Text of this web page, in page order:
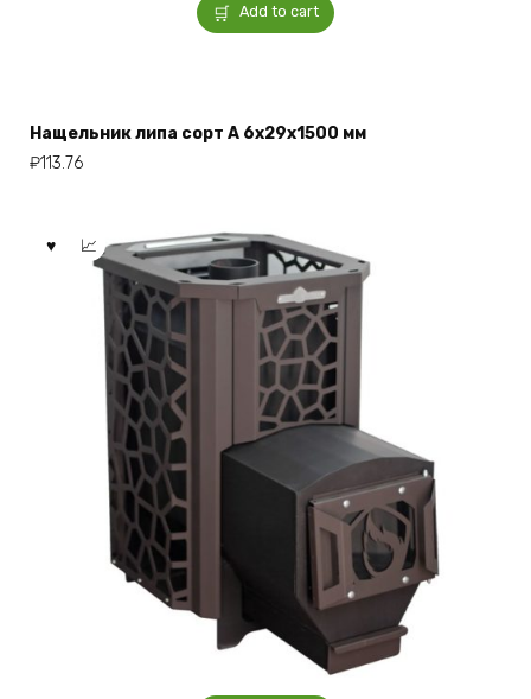
Add to cart
Нащельник липа сорт А 6x29x1500 мм
₽113.76